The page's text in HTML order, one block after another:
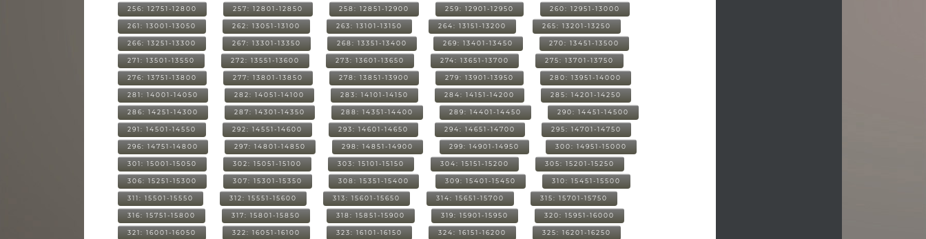
256: 12751-12800 257: 12801-12850 258: 12851-12900 259: 12901-12950 260: 12951-13000
261: 13001-13050 262: 13051-13100 263: 13101-13150 264: 13151-13200 265: 13201-13250
266: 13251-13300 267: 13301-13350 268: 13351-13400 269: 13401-13450 270: 13451-13500
271: 13501-13550 272: 13551-13600 273: 13601-13650 274: 13651-13700 275: 13701-13750
276: 13751-13800 277: 13801-13850 278: 13851-13900 279: 13901-13950 280: 13951-14000
281: 14001-14050 282: 14051-14100 283: 14101-14150 284: 14151-14200 285: 14201-14250
286: 14251-14300 287: 14301-14350 288: 14351-14400 289: 14401-14450 290: 14451-14500
291: 14501-14550 292: 14551-14600 293: 14601-14650 294: 14651-14700 295: 14701-14750
296: 14751-14800 297: 14801-14850 298: 14851-14900 299: 14901-14950 300: 14951-15000
301: 15001-15050 302: 15051-15100 303: 15101-15150 304: 15151-15200 305: 15201-15250
306: 15251-15300 307: 15301-15350 308: 15351-15400 309: 15401-15450 310: 15451-15500
311: 15501-15550 312: 15551-15600 313: 15601-15650 314: 15651-15700 315: 15701-15750
316: 15751-15800 317: 15801-15850 318: 15851-15900 319: 15901-15950 320: 15951-16000
321: 16001-16050 322: 16051-16100 323: 16101-16150 324: 16151-16200 325: 16201-16250